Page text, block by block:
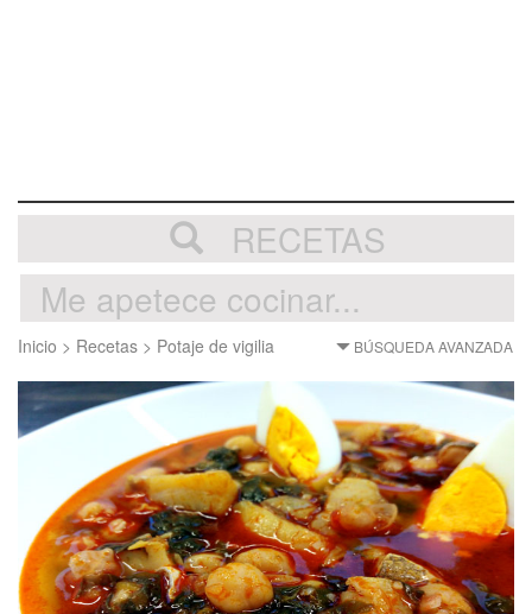
RECETAS
Inicio > Recetas > Potaje de vigilia BÚSQUEDA AVANZADA